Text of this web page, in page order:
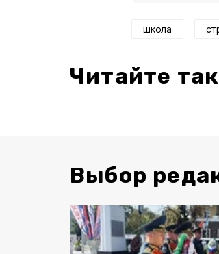
школа
Читайте
Выбор